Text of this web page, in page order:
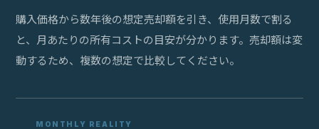
購入価格から数年後の想定売却額を引き、使用月数で割る
と、月あたりの所有コストの目安が分かります。売却額は変
動するため、複数の想定で比較してください。
MONTHLY REALITY